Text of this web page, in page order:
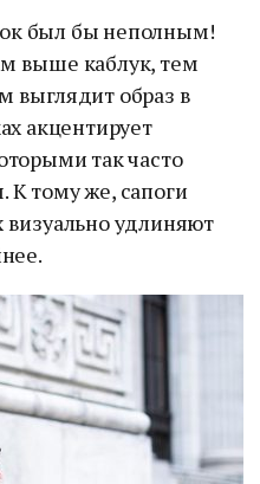
был бы неполным!
выше каблук, тем
выглядит образ в
акцентирует
так часто
тому же, сапоги
удлиняют